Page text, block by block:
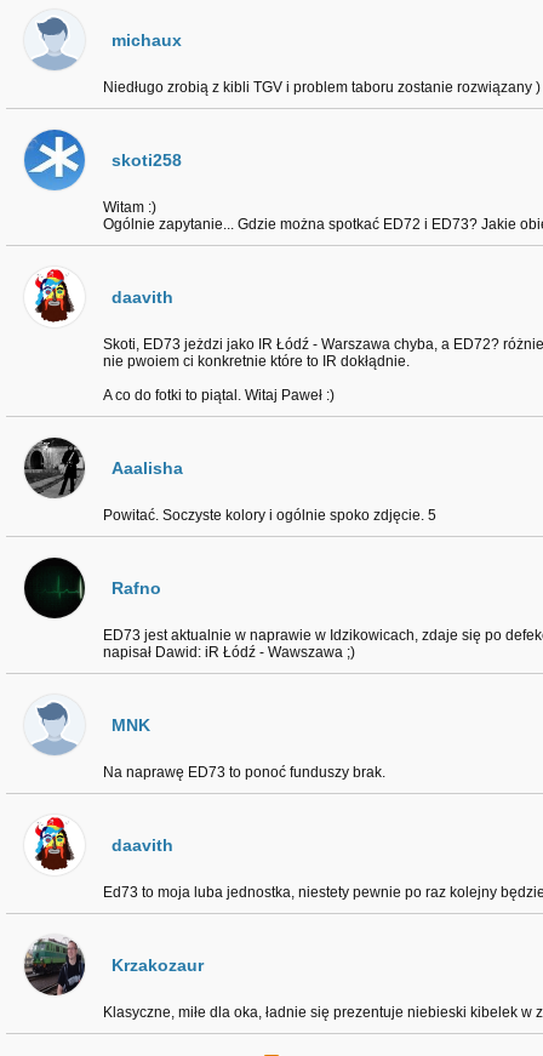
michaux
Niedługo zrobią z kibli TGV i problem taboru zostanie rozwiązany )
skoti258
Witam :)
Ogólnie zapytanie... Gdzie można spotkać ED72 i ED73? Jakie
daavith
Skoti, ED73 jeżdzi jako IR Łódź - Warszawa chyba, a ED72?
nie pwoiem ci konkretnie które to IR dokłądnie.
A co do fotki to piątal. Witaj Paweł :)
Aaalisha
Powitać. Soczyste kolory i ogólnie spoko zdjęcie. 5
Rafno
ED73 jest aktualnie w naprawie w Idzikowicach, zdaje się po
napisał Dawid: iR Łódź - Wawszawa ;)
MNK
Na naprawę ED73 to ponoć funduszy brak.
daavith
Ed73 to moja luba jednostka, niestety pewnie po raz kolejny będzie
Krzakozaur
Klasyczne, miłe dla oka, ładnie się prezentuje niebieski kibelek w